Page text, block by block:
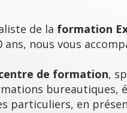
de la formation
ans, nous vous
de formation,
bureautiques,
particuliers, en